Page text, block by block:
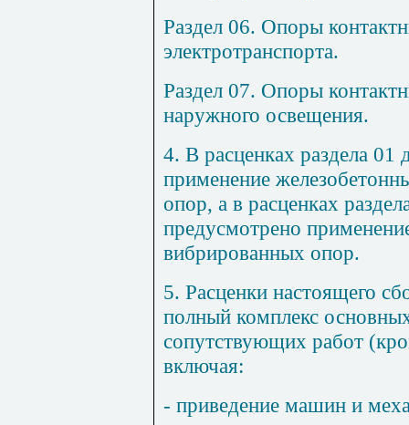
Раздел 06. Опоры
электротранспорта.
Раздел 07. Опоры
наружного освещения.
4. В расценках раздела
применение
опор, а в расценках
предусмотрено
вибрированных опор.
5. Расценки настоящего
полный комплекс
сопутствующих работ
включая:
- приведение машин и